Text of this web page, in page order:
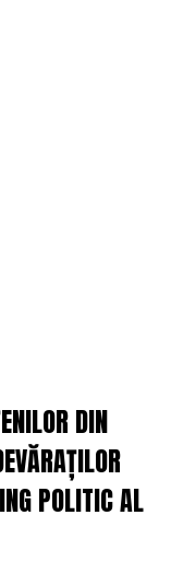
DIN
POLITIC AL